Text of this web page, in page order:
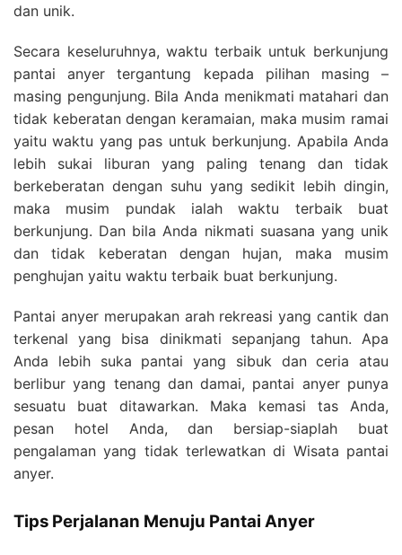
dan unik.
Secara keseluruhnya, waktu terbaik untuk berkunjung
pantai anyer tergantung kepada pilihan masing –
masing pengunjung. Bila Anda menikmati matahari dan
tidak keberatan dengan keramaian, maka musim ramai
yaitu waktu yang pas untuk berkunjung. Apabila Anda
lebih sukai liburan yang paling tenang dan tidak
berkeberatan dengan suhu yang sedikit lebih dingin,
maka musim pundak ialah waktu terbaik buat
berkunjung. Dan bila Anda nikmati suasana yang unik
dan tidak keberatan dengan hujan, maka musim
penghujan yaitu waktu terbaik buat berkunjung.
Pantai anyer merupakan arah rekreasi yang cantik dan
terkenal yang bisa dinikmati sepanjang tahun. Apa
Anda lebih suka pantai yang sibuk dan ceria atau
berlibur yang tenang dan damai, pantai anyer punya
sesuatu buat ditawarkan. Maka kemasi tas Anda,
pesan hotel Anda, dan bersiap-siaplah buat
pengalaman yang tidak terlewatkan di Wisata pantai
anyer.
Tips Perjalanan Menuju Pantai Anyer